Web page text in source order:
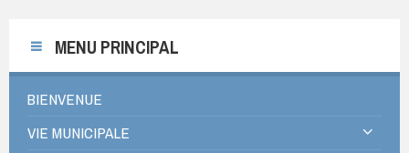
MENU PRINCIPAL
BIENVENUE
VIE MUNICIPALE